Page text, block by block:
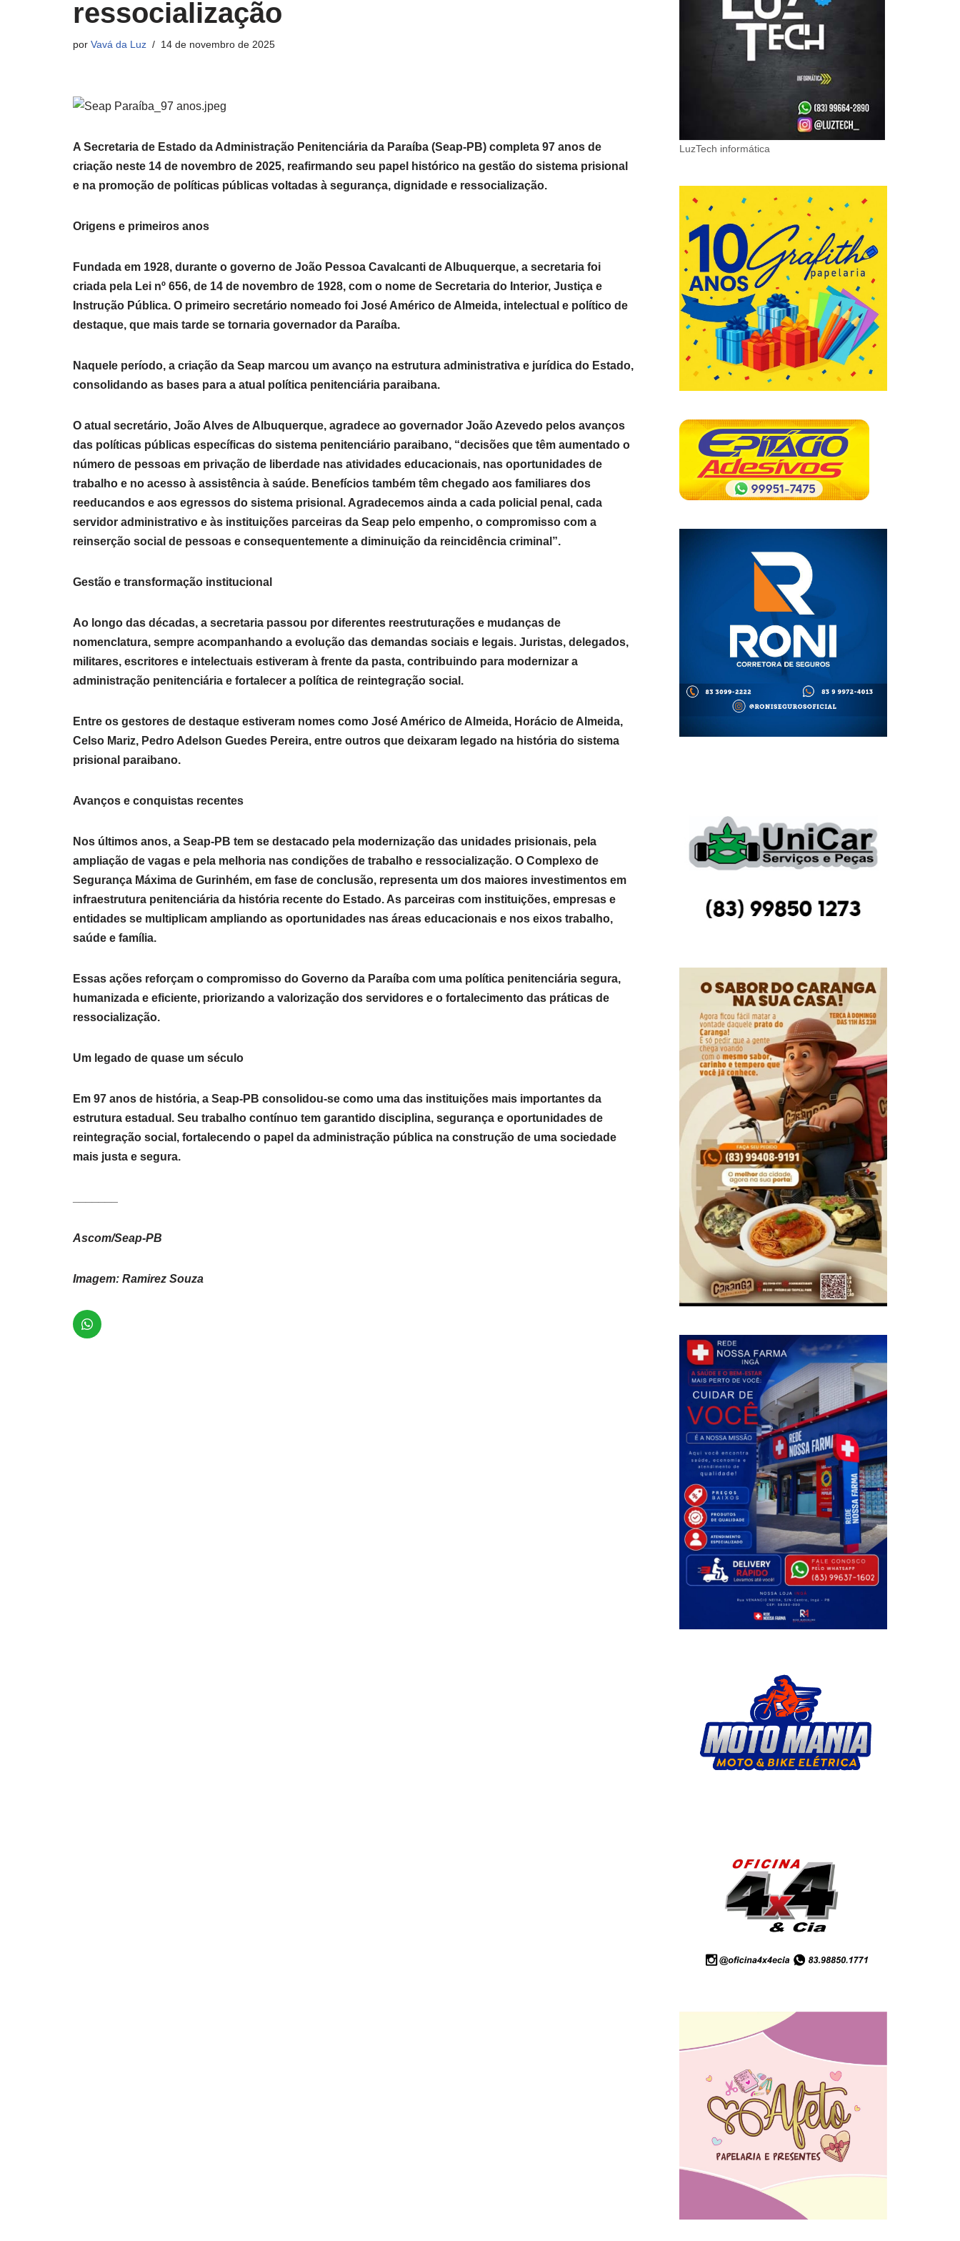
ressocialização
por Vavá da Luz 14 de novembro de 2025
A Secretaria de Estado da Administração Penitenciária da Paraíba (Seap-PB) completa 97 anos de
criação neste 14 de novembro de 2025, reafirmando seu papel histórico na gestão do sistema prisional
e na promoção de políticas públicas voltadas à segurança, dignidade e ressocialização.
Origens e primeiros anos
Fundada em 1928, durante o governo de João Pessoa Cavalcanti de Albuquerque, a secretaria foi
criada pela Lei nº 656, de 14 de novembro de 1928, com o nome de Secretaria do Interior, Justiça e
Instrução Pública. O primeiro secretário nomeado foi José Américo de Almeida, intelectual e político de
destaque, que mais tarde se tornaria governador da Paraíba.
Naquele período, a criação da Seap marcou um avanço na estrutura administrativa e jurídica do Estado,
consolidando as bases para a atual política penitenciária paraibana.
O atual secretário, João Alves de Albuquerque, agradece ao governador João Azevedo pelos avanços
das políticas públicas específicas do sistema penitenciário paraibano, “decisões que têm aumentado o
número de pessoas em privação de liberdade nas atividades educacionais, nas oportunidades de
trabalho e no acesso à assistência à saúde. Benefícios também têm chegado aos familiares dos
reeducandos e aos egressos do sistema prisional. Agradecemos ainda a cada policial penal, cada
servidor administrativo e às instituições parceiras da Seap pelo empenho, o compromisso com a
reinserção social de pessoas e consequentemente a diminuição da reincidência criminal”.
Gestão e transformação institucional
Ao longo das décadas, a secretaria passou por diferentes reestruturações e mudanças de
nomenclatura, sempre acompanhando a evolução das demandas sociais e legais. Juristas, delegados,
militares, escritores e intelectuais estiveram à frente da pasta, contribuindo para modernizar a
administração penitenciária e fortalecer a política de reintegração social.
Entre os gestores de destaque estiveram nomes como José Américo de Almeida, Horácio de Almeida,
Celso Mariz, Pedro Adelson Guedes Pereira, entre outros que deixaram legado na história do sistema
prisional paraibano.
Avanços e conquistas recentes
Nos últimos anos, a Seap-PB tem se destacado pela modernização das unidades prisionais, pela
ampliação de vagas e pela melhoria nas condições de trabalho e ressocialização. O Complexo de
Segurança Máxima de Gurinhém, em fase de conclusão, representa um dos maiores investimentos em
infraestrutura penitenciária da história recente do Estado. As parceiras com instituições, empresas e
entidades se multiplicam ampliando as oportunidades nas áreas educacionais e nos eixos trabalho,
saúde e família.
Essas ações reforçam o compromisso do Governo da Paraíba com uma política penitenciária segura,
humanizada e eficiente, priorizando a valorização dos servidores e o fortalecimento das práticas de
ressocialização.
Um legado de quase um século
Em 97 anos de história, a Seap-PB consolidou-se como uma das instituições mais importantes da
estrutura estadual. Seu trabalho contínuo tem garantido disciplina, segurança e oportunidades de
reintegração social, fortalecendo o papel da administração pública na construção de uma sociedade
mais justa e segura.
Ascom/Seap-PB
Imagem: Ramirez Souza
LuzTech informática